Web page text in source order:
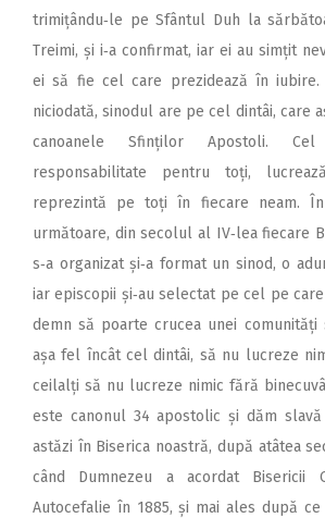
trimițându‑le pe Sfântul Duh la
Treimi, și i‑a confirmat, iar ei au simțit
ei să fie cel care prezidează în iubire.
niciodată, sinodul are pe cel dintâi, care
canoanele Sfinților Apostoli.
responsabilitate pentru toți,
reprezintă pe toți în fiecare neam. În
următoare, din secolul al IV‑lea fiecare
s‑a organizat și‑a format un sinod, o
iar episcopii și‑au selectat pe cel pe
demn să poarte crucea unei
așa fel încât cel dintâi, să nu lucreze
ceilalți să nu lucreze nimic fără
este canonul 34 apostolic și dăm
astăzi în Biserica noastră, după atâtea
când Dumnezeu a acordat Bisericii
Autocefalie în 1885, și mai ales după